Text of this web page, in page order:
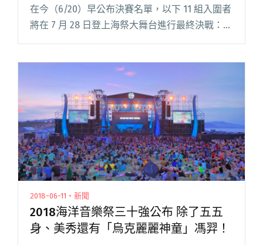
在今（6/20）早公布決賽名單，以下 11 組入圍者
將在 7 月 28 日登上海祭大舞台進行最終決戰：
夕陽武士 Sunset Samurai 五五身 Fiftybodyfifty
單：五五身、美秀集團、夕陽武士紛紛上榜"
2018-06-11・新聞
2018海洋音樂祭三十強公布 除了五五
身、美秀還有「烏克麗麗神童」馮羿！